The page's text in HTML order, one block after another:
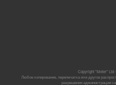
Copyright "Meter" Ltd
Любое копирование, перепечатка или другое
разрешения администрации